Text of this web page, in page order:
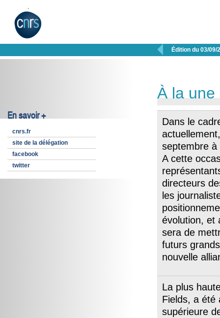
 Édition du 03/09/
En savoir +
cnrs.fr
site de la délégation
facebook
twitter
À la une
Dans le
septembre à
A cette
directeurs
les
évolution, et
sera de
futurs
nouvelle
La plus
Fields, a été
supérieure